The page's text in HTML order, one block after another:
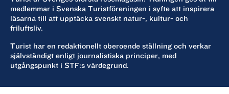
medlemmar i Svenska Turistföreningen i syfte att inspirera
läsarna till att upptäcka svenskt natur-, kultur- och
friluftsliv.
Turist har en redaktionellt oberoende ställning och verkar
självständigt enligt journalistiska principer, med
utgångspunkt i STF:s värdegrund.